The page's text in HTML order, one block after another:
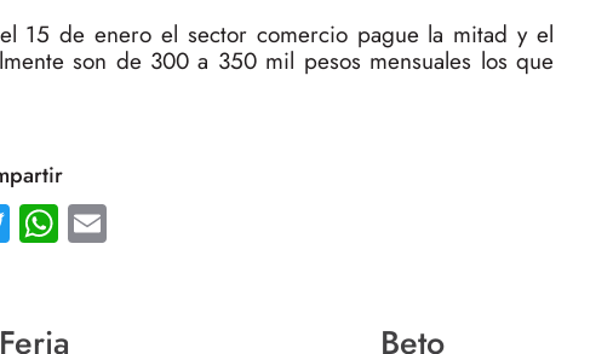
15 de enero el sector comercio pague la mitad y el
son de 300 a 350 mil pesos mensuales los que
TwitterWhatsApp
Beto